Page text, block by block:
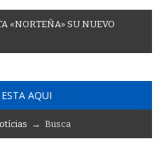
A «NORTEÑA» SU NUEVO
AQUI
→ Busca